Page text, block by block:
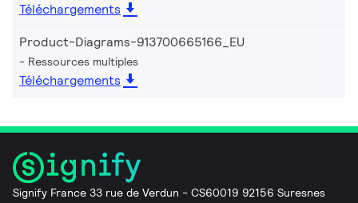
Téléchargements
Product-Diagrams-913700665166_EU
Ressources multiples
Téléchargements
Signify France 33 rue de Verdun - CS60019 92156 Suresnes